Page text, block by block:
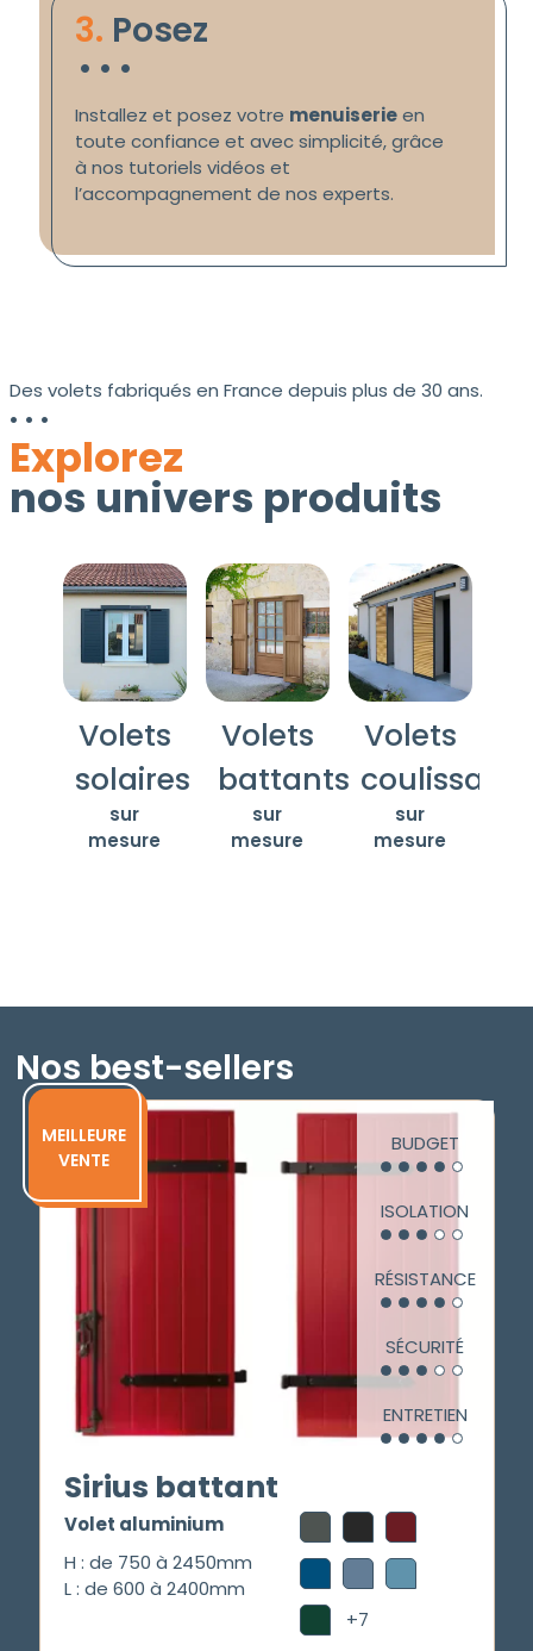
3. Posez
...
Installez et posez votre menuiserieen
toute confiance et avec simplicité, grâce
à nos tutoriels vidéos et
l’accompagnement de nos experts.
Des volets fabriqués en France depuis plus de 30 ans.
Explorez
nos univers produits
sur
mesure
solaires
battants
Volets
solaires
coulissants
Tous
nos
volets
solaires
Volets
solaires
sur
mesure
Volets
aluminium
Volets
battants
bois
Volets
battants
PVC
Tous
nos
volets
Volets
battants
sur
mesure
mesure
Volets
aluminium
Volets
coulissants
bois
Volets
coulissants
mixte
volets
coulissants
Volets
coulissants
sur
mesure
Nos best-sellers
MEILLEURE
VENTE
BUDGET
ISOLATION
RÉSISTANCE
SÉCURITÉ
ENTRETIEN
Sirius battant
Volet aluminium
H : de 750 à 2450mm
L : de 600 à 2400mm
+7